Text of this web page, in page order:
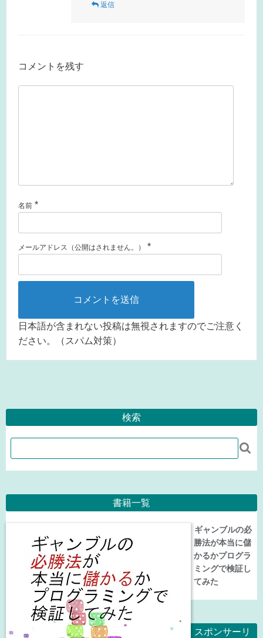
返信
コメントを残す
名前 *
メールアドレス（公開はされません。） *
日本語が含まれない投稿は無視されますのでご注意く
ださい。（スパム対策）
検索

書籍一覧
ギャンブルの必
勝法が本当に儲
かるかプログラ
ミングで検証し
てみた
スポンサーリ